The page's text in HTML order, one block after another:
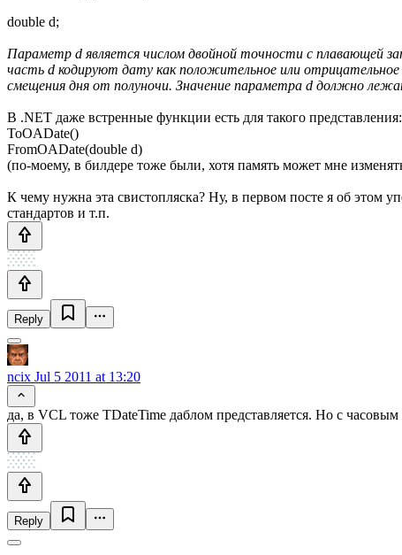
double d;
Параметр d является числом двойной точности с плавающей
часть d кодируют дату как положительное или
смещения дня от полуночи. Значение параметра d должно
В .NET даже встренные функции есть для такого представления:
ToOADate()
FromOADate(double d)
(по-моему, в билдере тоже были, хотя память может мне
К чему нужна эта свистопляска? Ну, в первом посте я об этом
стандартов и т.п.
Reply
ncix Jul 5 2011 at 13:20
да, в VCL тоже TDateTime даблом представляется. Но с
Reply